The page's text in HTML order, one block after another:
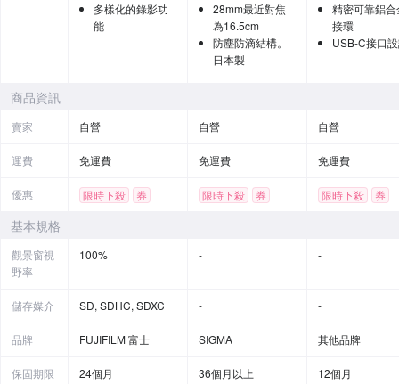
多樣化的錄影功
能
28mm最近對焦
為16.5cm
防塵防滴結構。
日本製
精密可靠鋁合
接環
USB-C接口
商品資訊
賣家 自營 自營 自營
運費 免運費 免運費 免運費
優惠 限時下殺
券
限時下殺 券 限時下殺 券
基本規格
觀景窗視
野率
100% - -
儲存媒介 SD, SDHC, SDXC - -
品牌 FUJIFILM 富士 SIGMA 其他品牌
保固期限 24個月 36個月以上 12個月